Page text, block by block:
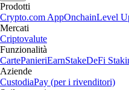
Prodotti
Crypto.com AppOnchainLevel
Mercati
Criptovalute
Funzionalità
CartePanieriEarnStakeDeFi
Aziende
CustodiaPay (per i rivenditori)